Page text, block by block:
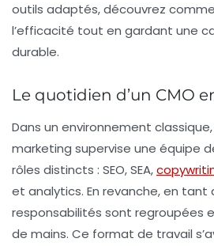
outils adaptés, découvrez
l’efficacité tout en gardant une
durable.
Le quotidien d’un CMO
Dans un environnement
marketing supervise une équipe
rôles distincts : SEO, SEA,
et analytics. En revanche, en tant
responsabilités sont regroupées
de mains. Ce format de travail